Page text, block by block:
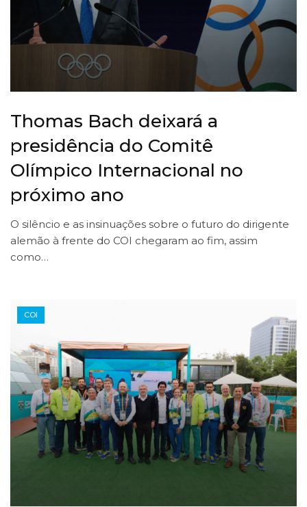
Thomas Bach deixará a
presidência do Comitê
Olímpico Internacional no
próximo ano
O silêncio e as insinuações sobre o futuro do dirigente
alemão à frente do COI chegaram ao fim, assim
como…
COI